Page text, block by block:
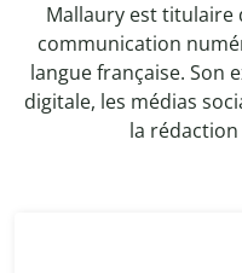
Mallaury est titulaire
communication
langue française. Son
digitale, les médias
la